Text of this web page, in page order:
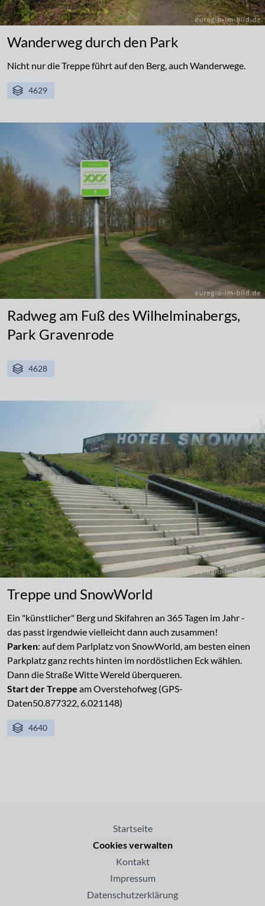
Wanderweg durch den Park
Nicht nur die Treppe führt auf den Berg, auch Wanderwege.
4629
Radweg am Fuß des Wilhelminabergs,
Park Gravenrode
4628
Treppe und SnowWorld
Ein "künstlicher" Berg und Skifahren an 365 Tagen im Jahr -
das passt irgendwie vielleicht dann auch zusammen!
Parken: auf dem Parlplatz von SnowWorld, am besten einen
Parkplatz ganz rechts hinten im nordöstlichen Eck wählen.
Dann die Straße Witte Wereld überqueren.
Start der Treppe am Overstehofweg (GPS-
Daten50.877322, 6.021148)
4640
Startseite
Cookies verwalten
Kontakt
Impressum
Datenschutzerklärung